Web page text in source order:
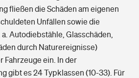
fließen die Schäden am eigenen
Unfällen sowie die
Autodiebstähle, Glasschäden,
durch Naturereignisse)
ein. In der
gibt es 24 Typklassen (10-33). Für